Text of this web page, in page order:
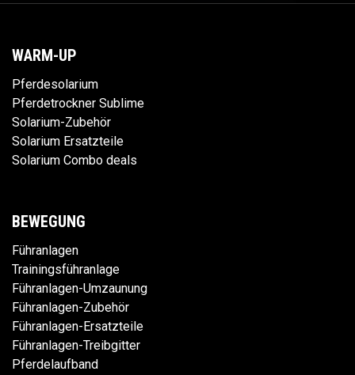
WARM-UP
Pferdesolarium
Pferdetrockner Sublime
Solarium-Zubehör
Solarium Ersatzteile
Solarium Combo deals
BEWEGUNG
Führanlagen
Trainingsführanlage
Führanlagen-Umzaunung
Führanlagen-Zubehör
Führanlagen-Ersatzteile
Führanlagen-Treibgitter
Pferdelaufband